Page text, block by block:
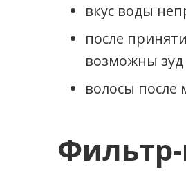
вкус воды
после
возможны
волосы после